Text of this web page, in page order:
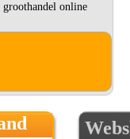
groothandel online